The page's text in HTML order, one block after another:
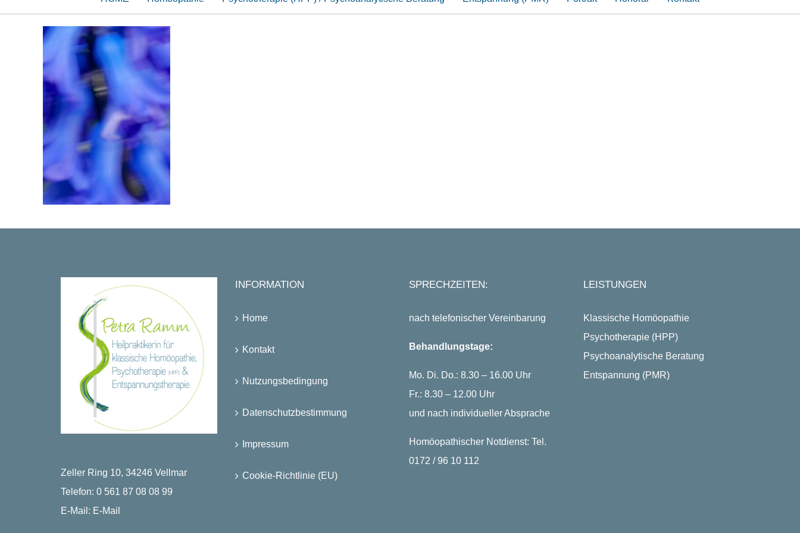
Zeller Ring 10, 34246 Vellmar
Telefon: 0 561 87 08 08 99
E-Mail: E-Mail
INFORMATION
Home
Kontakt
Nutzungsbedingung
Datenschutzbestimmung
Impressum
Cookie-Richtlinie (EU)
SPRECHZEITEN:
nach telefonischer Vereinbarung
Behandlungstage:
Mo. Di. Do.: 8.30 – 16.00 Uhr
Fr.: 8.30 – 12.00 Uhr
und nach individueller Absprache
Homöopathischer Notdienst: Tel.
0172 / 96 10 112
LEISTUNGEN
Klassische Homöopathie
Psychotherapie (HPP)
Psychoanalytische Beratung
Entspannung (PMR)